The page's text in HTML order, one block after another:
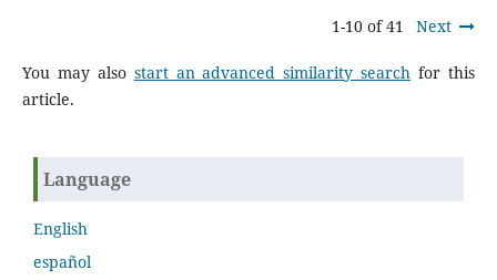
1-10 of 41 Next
You may also start an advanced similarity search for this
article.
Language
English
español